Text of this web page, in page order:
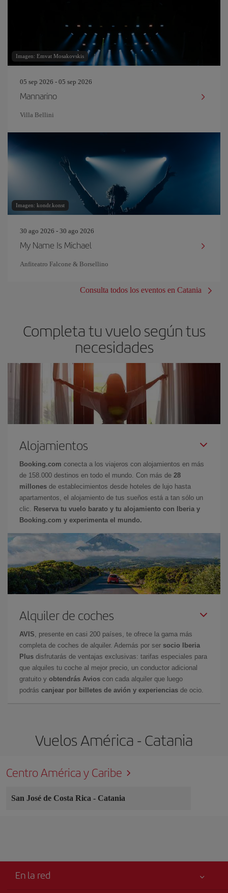
Imagen: Emvat Mosakovskis
05 sep 2026 - 05 sep 2026
Mannarino
Villa Bellini
Imagen: kondr.konst
30 ago 2026 - 30 ago 2026
My Name Is Michael
Anfiteatro Falcone & Borsellino
Consulta todos los eventos en Catania
Completa tu vuelo según tus
necesidades
Alojamientos
Booking.com conecta a los viajeros con alojamientos en más
de 158.000 destinos en todo el mundo. Con más de 28
millones de establecimientos desde hoteles de lujo hasta
apartamentos, el alojamiento de tus sueños está a tan sólo un
clic.
Reserva tu vuelo barato y tu alojamiento con Iberia y
Booking.com y experimenta el mundo.
Alquiler de coches
AVIS , presente en casi 200 países, te ofrece la gama más
completa de coches de alquiler. Además por ser socio Iberia
Plus disfrutarás de ventajas exclusivas: tarifas especiales para
que alquiles tu coche al mejor precio, un conductor adicional
gratuito y obtendrás Avios con cada alquiler que luego
podrás canjear por billetes de avión y experiencias de ocio.
Vuelos América - Catania
Centro América y Caribe
San José de Costa Rica - Catania
En la red